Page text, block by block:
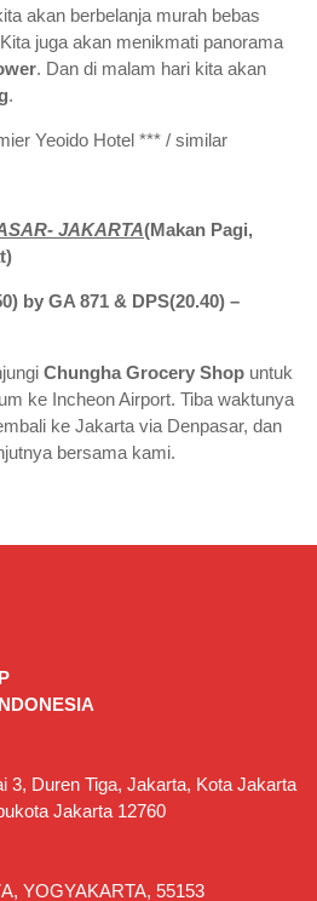
akan berbelanja murah bebas
juga akan menikmati panorama
. Dan di malam hari kita akan
.
Yeoido Hotel *** / similar
JAKARTA(Makan Pagi,
) by GA 871 & DPS(20.40) –
Chungha Grocery Shop untuk
ke Incheon Airport. Tiba waktunya
ke Jakarta via Denpasar, dan
bersama kami.
3, Duren Tiga, Jakarta, Kota Jakarta
Jakarta 12760
YOGYAKARTA, 55153